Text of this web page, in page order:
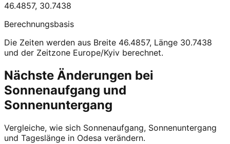
46.4857, 30.7438
Berechnungsbasis
Die Zeiten werden aus Breite 46.4857, Länge 30.7438
und der Zeitzone Europe/Kyiv berechnet.
Nächste Änderungen bei
Sonnenaufgang und
Sonnenuntergang
Vergleiche, wie sich Sonnenaufgang, Sonnenuntergang
und Tageslänge in Odesa verändern.